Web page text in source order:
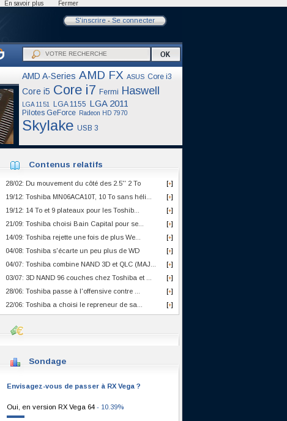
S'inscrire- Se connecter
AMD A-Series AMD FX ASUS Core i3
Core i5 Core i7 Fermi Haswell
LGA 1151 LGA 1155 LGA 2011
Pilotes GeForce Radeon HD 7970
Skylake USB 3
Contenus relatifs
[+]
28/02: Du mouvement du côté des 2.5'' 2 To
[+]
19/12: Toshiba MN06ACA10T, 10 To sans héli...
[+]
19/12: 14 To et 9 plateaux pour les Toshib...
[+]
21/09: Toshiba choisi Bain Capital pour se...
[+]
14/09: Toshiba rejette une fois de plus We...
[+]
04/08: Toshiba s'écarte un peu plus de WD
[+]
04/07: Toshiba combine NAND 3D et QLC (MAJ...
[+]
03/07: 3D NAND 96 couches chez Toshiba et ...
[+]
28/06: Toshiba passe à l'offensive contre ...
[+]
22/06: Toshiba a choisi le repreneur de sa...
Sondage
Envisagez-vous de passer à RX Vega ?
Oui, en version RX Vega 64 - 10.39%
En savoir plus Fermer